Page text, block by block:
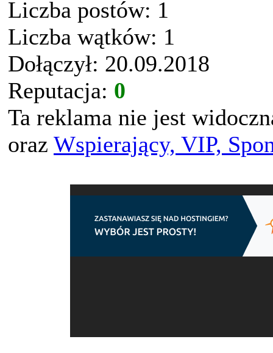
Liczba postów: 1
Liczba wątków: 1
Dołączył: 20.09.2018
Reputacja: 0
Ta reklama nie jest
oraz Wspierający, VIP,